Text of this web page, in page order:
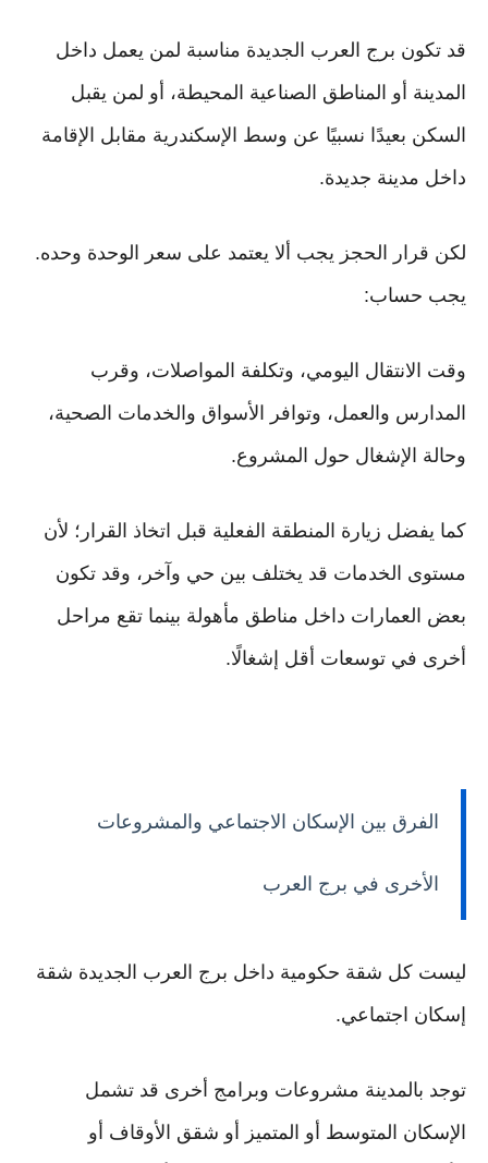
قد تكون برج العرب الجديدة مناسبة لمن يعمل داخل
المدينة أو المناطق الصناعية المحيطة، أو لمن يقبل
السكن بعيدًا نسبيًا عن وسط الإسكندرية مقابل الإقامة
داخل مدينة جديدة.
لكن قرار الحجز يجب ألا يعتمد على سعر الوحدة وحده.
يجب حساب:
وقت الانتقال اليومي، وتكلفة المواصلات، وقرب
المدارس والعمل، وتوافر الأسواق والخدمات الصحية،
وحالة الإشغال حول المشروع.
كما يفضل زيارة المنطقة الفعلية قبل اتخاذ القرار؛ لأن
مستوى الخدمات قد يختلف بين حي وآخر، وقد تكون
بعض العمارات داخل مناطق مأهولة بينما تقع مراحل
أخرى في توسعات أقل إشغالًا.
الفرق بين الإسكان الاجتماعي والمشروعات
الأخرى في برج العرب
ليست كل شقة حكومية داخل برج العرب الجديدة شقة
إسكان اجتماعي.
توجد بالمدينة مشروعات وبرامج أخرى قد تشمل
الإسكان المتوسط أو المتميز أو شقق الأوقاف أو